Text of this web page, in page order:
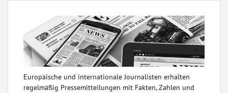
Europäische und internationale Journalisten erhalten
regelmäßig Pressemitteilungen mit Fakten, Zahlen und